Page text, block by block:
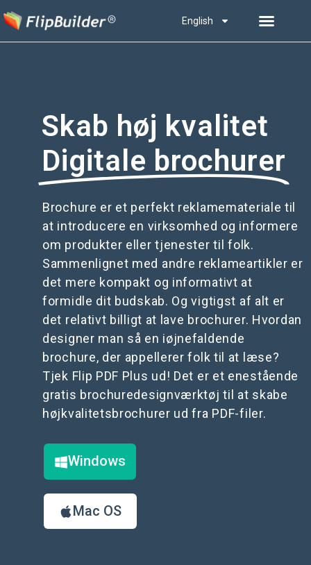
English
Skab høj kvalitet
Digitale brochurer
Brochure er et perfekt reklamemateriale til
at introducere en virksomhed og informere
om produkter eller tjenester til folk.
Sammenlignet med andre reklameartikler er
det mere kompakt og informativt at
formidle dit budskab. Og vigtigst af alt er
det relativt billigt at lave brochurer. Hvordan
designer man så en iøjnefaldende
brochure, der appellerer folk til at læse?
Tjek Flip PDF Plus ud! Det er et enestående
gratis brochuredesignværktøj til at skabe
højkvalitetsbrochurer ud fra PDF-filer.
Windows
Mac OS